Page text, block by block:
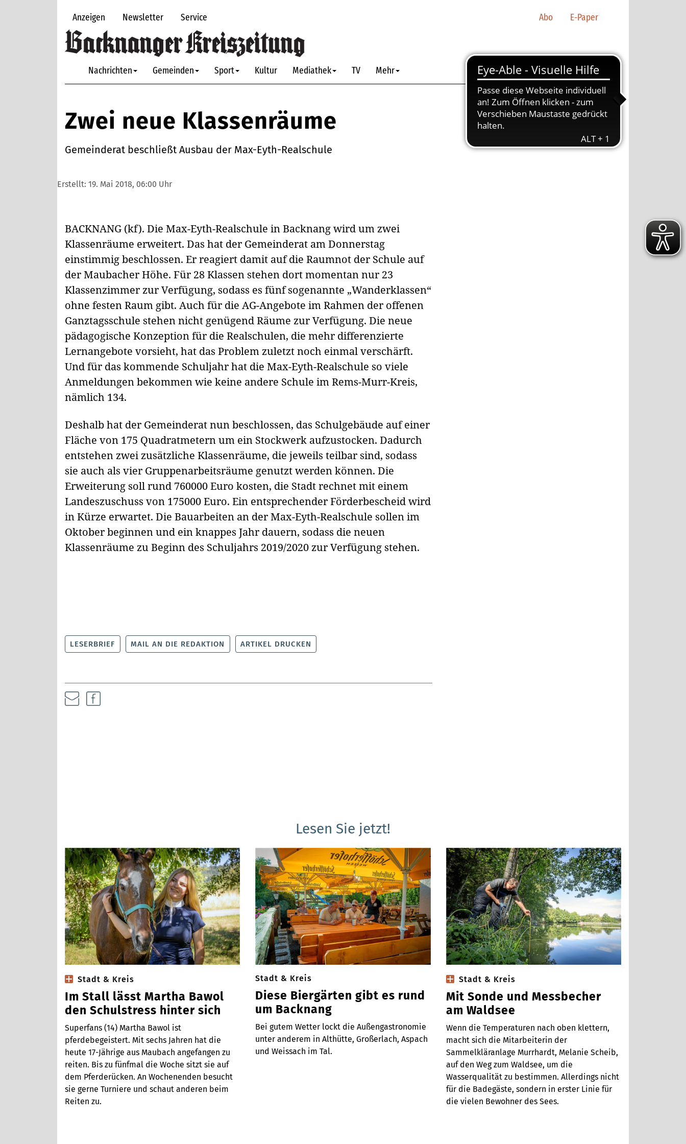
Anzeigen Newsletter Service Abo E-Paper
Nachrichten Gemeinden Sport Kultur Mediathek TV Mehr
Zwei neue Klassenräume
Gemeinderat beschließt Ausbau der Max-Eyth-Realschule
Erstellt: 19. Mai 2018, 06:00 Uhr
BACKNANG (kf). Die Max-Eyth-Realschule in Backnang wird um zwei
Klassenräume erweitert. Das hat der Gemeinderat am Donnerstag
einstimmig beschlossen. Er reagiert damit auf die Raumnot der Schule auf
der Maubacher Höhe. Für 28 Klassen stehen dort momentan nur 23
Klassenzimmer zur Verfügung, sodass es fünf sogenannte „Wanderklassen“
ohne festen Raum gibt. Auch für die AG-Angebote im Rahmen der offenen
Ganztagsschule stehen nicht genügend Räume zur Verfügung. Die neue
pädagogische Konzeption für die Realschulen, die mehr differenzierte
Lernangebote vorsieht, hat das Problem zuletzt noch einmal verschärft.
Und für das kommende Schuljahr hat die Max-Eyth-Realschule so viele
Anmeldungen bekommen wie keine andere Schule im Rems-Murr-Kreis,
nämlich 134.
Deshalb hat der Gemeinderat nun beschlossen, das Schulgebäude auf einer
Fläche von 175 Quadratmetern um ein Stockwerk aufzustocken. Dadurch
entstehen zwei zusätzliche Klassenräume, die jeweils teilbar sind, sodass
sie auch als vier Gruppenarbeitsräume genutzt werden können. Die
Erweiterung soll rund 760000 Euro kosten, die Stadt rechnet mit einem
Landeszuschuss von 175000 Euro. Ein entsprechender Förderbescheid wird
in Kürze erwartet. Die Bauarbeiten an der Max-Eyth-Realschule sollen im
Oktober beginnen und ein knappes Jahr dauern, sodass die neuen
Klassenräume zu Beginn des Schuljahrs 2019/2020 zur Verfügung stehen.
LESERBRIEF MAIL AN DIE REDAKTION ARTIKEL DRUCKEN
Lesen Sie jetzt!
Stadt & Kreis
Im Stall lässt Martha Bawol
den Schulstress hinter sich
Superfans (14) Martha Bawol ist
pferdebegeistert. Mit sechs Jahren hat die
heute 17-Jährige aus Maubach angefangen zu
reiten. Bis zu fünfmal die Woche sitzt sie auf
dem Pferderücken. An Wochenenden besucht
sie gerne Turniere und schaut anderen beim
Reiten zu.
Stadt & Kreis
Diese Biergärten gibt es rund
um Backnang
Bei gutem Wetter lockt die Außengastronomie
unter anderem in Althütte, Großerlach, Aspach
und Weissach im Tal.
Stadt & Kreis
Mit Sonde und Messbecher
am Waldsee
Wenn die Temperaturen nach oben klettern,
macht sich die Mitarbeiterin der
Sammelkläranlage Murrhardt, Melanie Scheib,
auf den Weg zum Waldsee, um die
Wasserqualität zu bestimmen. Allerdings nicht
für die Badegäste, sondern in erster Linie für
die vielen Bewohner des Sees.